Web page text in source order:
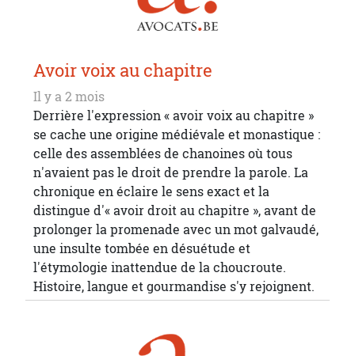
Avoir voix au chapitre
Il y a 2 mois
Derrière l'expression « avoir voix au chapitre »
se cache une origine médiévale et monastique :
celle des assemblées de chanoines où tous
n'avaient pas le droit de prendre la parole. La
chronique en éclaire le sens exact et la
distingue d'« avoir droit au chapitre », avant de
prolonger la promenade avec un mot galvaudé,
une insulte tombée en désuétude et
l'étymologie inattendue de la choucroute.
Histoire, langue et gourmandise s'y rejoignent.